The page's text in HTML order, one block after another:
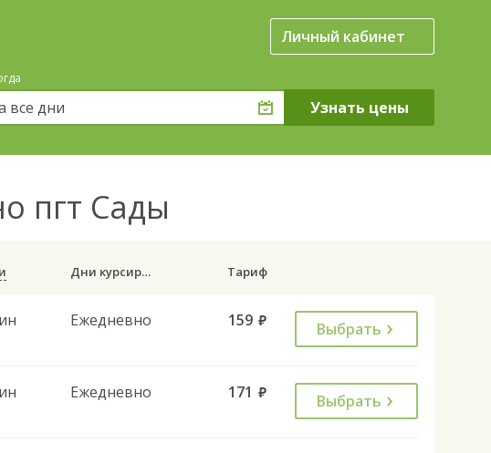
Личный кабинет
все дни
пгт Сады
Дни курсирования Тариф
Ежедневно 159 руб. Выбрать
Ежедневно 171 руб. Выбрать